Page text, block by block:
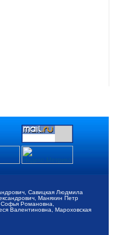
Савицкая Людмила
Маняхин Петр
Романовна,
Валентиновна, Мароховская